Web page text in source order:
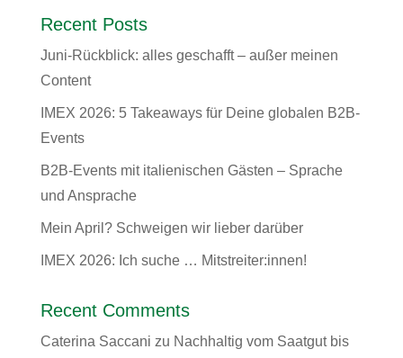
Recent Posts
Juni-Rückblick: alles geschafft – außer meinen
Content
IMEX 2026: 5 Takeaways für Deine globalen B2B-
Events
B2B-Events mit italienischen Gästen – Sprache
und Ansprache
Mein April? Schweigen wir lieber darüber
IMEX 2026: Ich suche … Mitstreiter:innen!
Recent Comments
Caterina Saccani zu Nachhaltig vom Saatgut bis